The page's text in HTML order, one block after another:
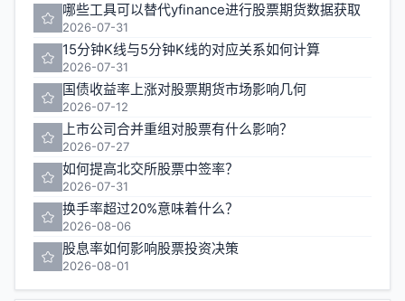
哪些工具可以替代yfinance进行股票期货数据获取
2026-07-31
15分钟K线与5分钟K线的对应关系如何计算
2026-07-31
国债收益率上涨对股票期货市场影响几何
2026-07-12
上市公司合并重组对股票有什么影响？
2026-07-27
如何提高北交所股票中签率？
2026-07-31
换手率超过20%意味着什么？
2026-08-06
股息率如何影响股票投资决策
2026-08-01